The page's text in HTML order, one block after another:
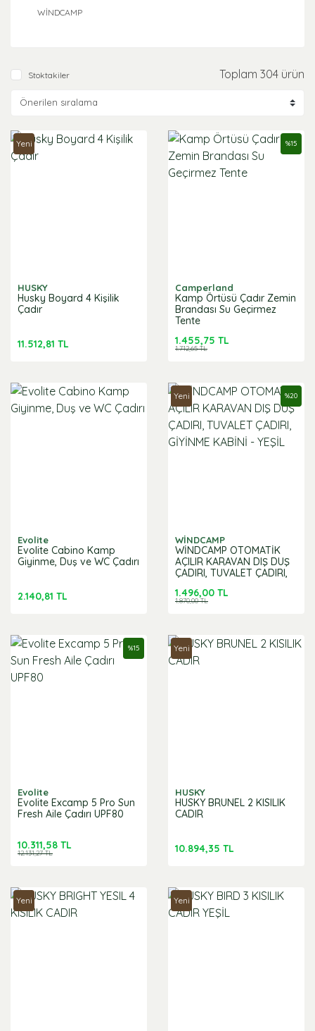
WİNDCAMP
Stoktakiler Toplam 304 ürün
Yeni
HUSKY
Husky Boyard 4 Kişilik
Çadır
11.512,81 TL
Camperland
Kamp Örtüsü Çadır Zemin
Brandası Su Geçirmez
Tente
%15
1.455,75 TL
1.712,65 TL
Evolite
Evolite Cabino Kamp
Giyinme, Duş ve WC Çadırı
2.140,81 TL
Yeni
WİNDCAMP
WİNDCAMP OTOMATİK
AÇILIR KARAVAN DIŞ DUŞ
ÇADIRI, TUVALET ÇADIRI,
%20
1.496,00 TL
1.870,00 TL
Evolite
Evolite Excamp 5 Pro Sun
Fresh Aile Çadırı UPF80
%15
10.311,58 TL
12.131,27 TL
Yeni
HUSKY
HUSKY BRUNEL 2 KISILIK
CADIR
10.894,35 TL
Yeni Yeni